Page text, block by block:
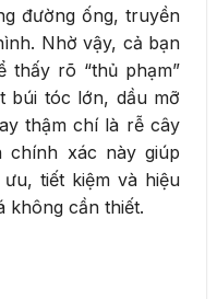
đường ống, truyền
Nhờ vậy, cả bạn
thấy rõ “thủ phạm”
búi tóc lớn, dầu mỡ
thậm chí là rễ cây
chính xác này giúp
tiết kiệm và hiệu
không cần thiết.